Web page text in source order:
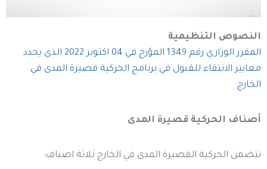
النصوص التنظيمية
المقرر الوزاري رقم 1349 المؤرخ في 04 اكتوبر 2022 الذي يحدد
معايير الانتقاء للقبول في برنامج الحركية قصيرة المدى في
الخارج
أصناف الحركية قصيرة المدى
تتضمن الحركية القصيرة المدى في الخارج ثلاثة اصناف: